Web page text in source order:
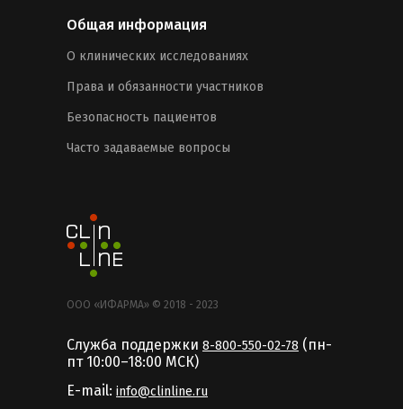
Общая информация
О клинических исследованиях
Права и обязанности участников
Безопасность пациентов
Часто задаваемые вопросы
ООО «ИФАРМА» © 2018 - 2023
Служба поддержки 8-800-550-02-78 (пн-
пт 10:00–18:00 MCК)
E-mail: info@clinline.ru